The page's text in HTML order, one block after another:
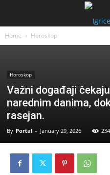
Home Horoskop
Horoskop
Važni događaji
narednim danima,
rasejan.
By Portal - January 29, 2026